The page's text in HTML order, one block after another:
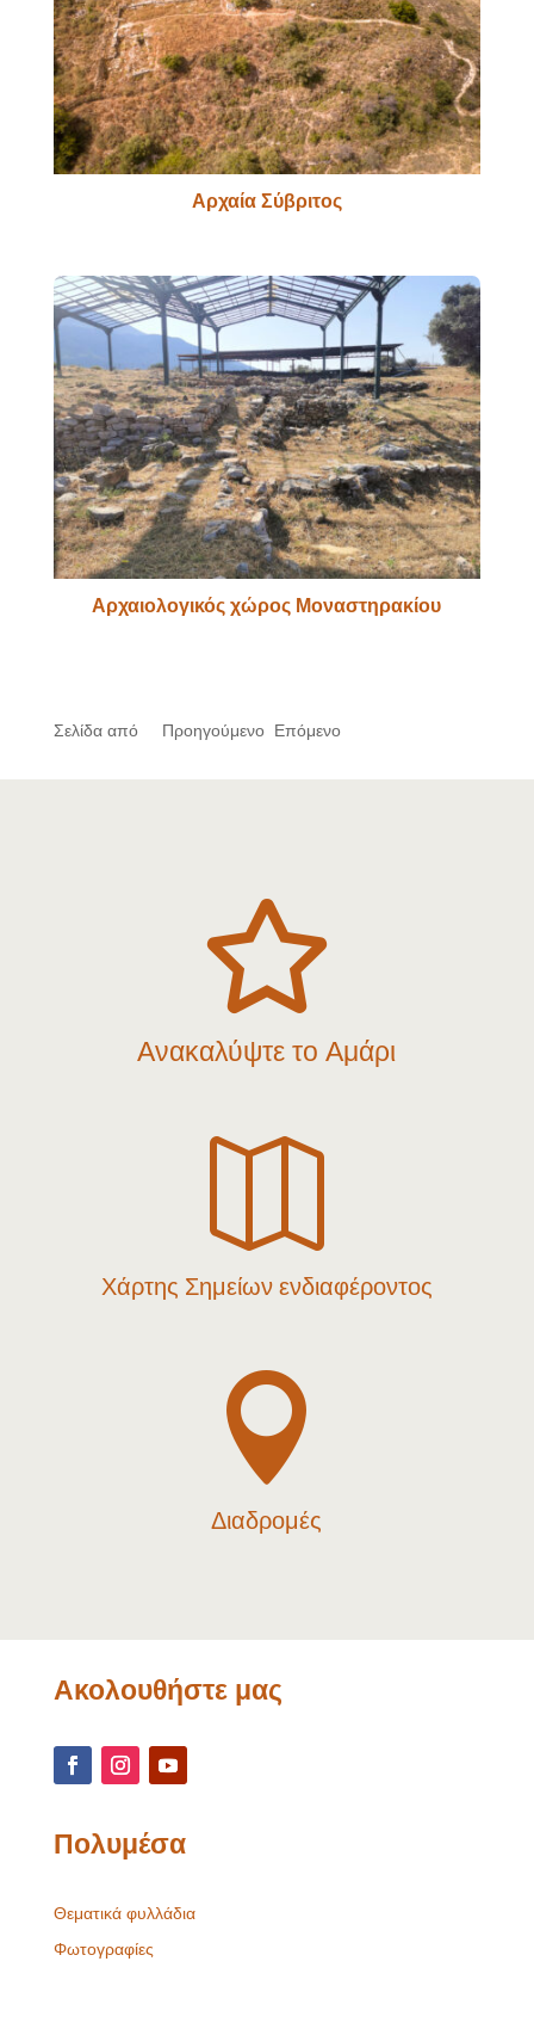
Αρχαία Σύβριτος
Αρχαιολογικός χώρος Μοναστηρακίου
Σελίδα από Προηγούμενο Επόμενο

Ανακαλύψτε το Αμάρι

Χάρτης Σημείων ενδιαφέροντος

Διαδρομές
Ακολουθήστε μας
Πολυμέσα
Θεματικά φυλλάδια
Φωτογραφίες